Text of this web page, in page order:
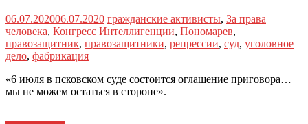
06.07.202006.07.2020 гражданские активисты, За права
человека, Конгресс Интеллигенции, Пономарев,
правозащитник, правозащитники, репрессии, суд, уголовное
дело, фабрикация
«6 июля в псковском суде состоится оглашение приговора…
мы не можем остаться в стороне».